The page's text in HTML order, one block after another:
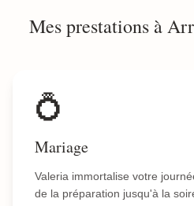
Mes prestations à
💍
Mariage
Valeria immortalise votre
de la préparation jusqu'à la